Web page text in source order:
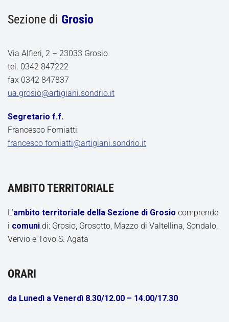
Sezione di Grosio
Via Alfieri, 2 – 23033 Grosio
tel. 0342 847222
fax 0342 847837
ua.grosio@artigiani.sondrio.it
Segretario f.f.
Francesco Fomiatti
francesco fomiatti@artigiani.sondrio.it
AMBITO TERRITORIALE
L’ambito territoriale della Sezione di Grosio comprende
i comuni di: Grosio, Grosotto, Mazzo di Valtellina, Sondalo,
Vervio e Tovo S. Agata
ORARI
da Lunedì a Venerdì 8.30/12.00 – 14.00/17.30